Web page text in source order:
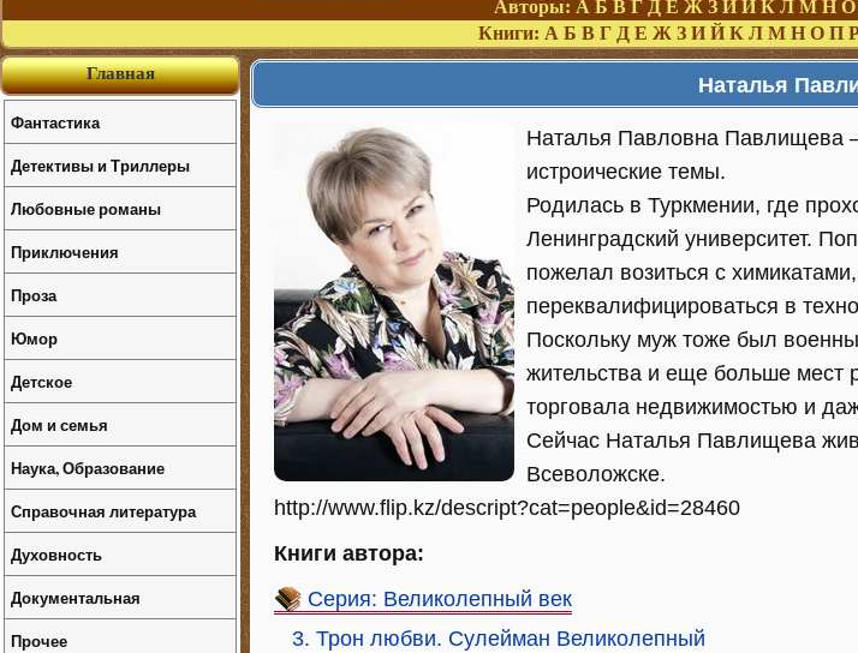
Авторы: А Б В Г Д Е Ж З И Й К Л М Н О
Книги: А Б В Г Д Е Ж З И Й К Л М Н О П
Наталья
Наталья Павловна Павлищева
истроические темы.
Родилась в Туркмении, где
Ленинградский университет.
пожелал возиться с
переквалифицироваться в
Поскольку муж тоже был
жительства и еще больше мест
торговала недвижимостью и
Сейчас Наталья Павлищева
Всеволожске.
http://www.flip.kz/descript?cat=people&id=28460
Книги автора:
Серия: Великолепный век
3. Трон любви. Сулейман Великолепный
Главная
Фантастика
Детективы и Триллеры
Любовные романы
Приключения
Проза
Юмор
Детское
Дом и семья
Наука, Образование
Справочная литература
Духовность
Документальная
Прочее